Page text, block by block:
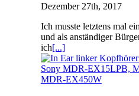
Dezember 27th, 2017
Ich musste letztens mal
und als anständiger
ich[...]